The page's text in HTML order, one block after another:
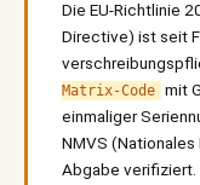
Die EU-Richtlinie
Directive) ist seit
Matrix-Code mit
einmaliger
NMVS
Abgabe verifiziert.